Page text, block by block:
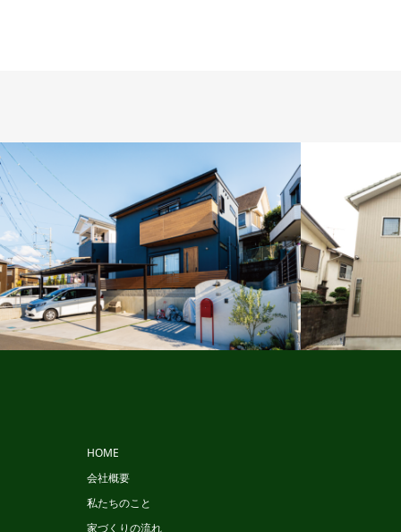
ビュッフェスタイル
HOME
会社概要
私たちのこと
家づくりの流れ